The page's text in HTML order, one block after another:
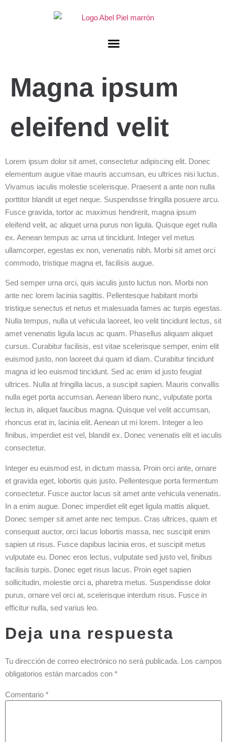
Magna ipsum
eleifend velit
Lorem ipsum dolor sit amet, consectetur adipiscing elit. Donec
elementum augue vitae mauris accumsan, eu ultrices nisi luctus.
Vivamus iaculis molestie scelerisque. Praesent a ante non nulla
porttitor blandit ut eget neque. Suspendisse fringilla posuere arcu.
Fusce gravida, tortor ac maximus hendrerit, magna ipsum
eleifend velit, ac aliquet urna purus non ligula. Quisque eget nulla
ex. Aenean tempus ac urna ut tincidunt. Integer vel metus
ullamcorper, egestas ex non, venenatis nibh. Morbi sit amet orci
commodo, tristique magna et, facilisis augue.
Sed semper urna orci, quis iaculis justo luctus non. Morbi non
ante nec lorem lacinia sagittis. Pellentesque habitant morbi
tristique senectus et netus et malesuada fames ac turpis egestas.
Nulla tempus, nulla ut vehicula laoreet, leo velit tincidunt lectus, sit
amet venenatis ligula lacus ac quam. Phasellus aliquam aliquet
cursus. Curabitur facilisis, est vitae scelerisque semper, enim elit
euismod justo, non laoreet dui quam id diam. Curabitur tincidunt
magna id leo euismod tincidunt. Sed ac enim id justo feugiat
ultrices. Nulla at fringilla lacus, a suscipit sapien. Mauris convallis
nulla eget porta accumsan. Aenean libero nunc, vulputate porta
lectus in, aliquet faucibus magna. Quisque vel velit accumsan,
rhoncus erat in, lacinia elit. Aenean ut mi lorem. Integer a leo
finibus, imperdiet est vel, blandit ex. Donec venenatis elit et iaculis
consectetur.
Integer eu euismod est, in dictum massa. Proin orci ante, ornare
et gravida eget, lobortis quis justo. Pellentesque porta fermentum
consectetur. Fusce auctor lacus sit amet ante vehicula venenatis.
In a enim augue. Donec imperdiet elit eget ligula mattis aliquet.
Donec semper sit amet ante nec tempus. Cras ultrices, quam et
consequat auctor, orci lacus lobortis massa, nec suscipit enim
sapien ut risus. Fusce dapibus lacinia eros, et suscipit metus
vulputate eu. Donec eros lectus, vulputate sed justo vel, finibus
facilisis turpis. Donec eget risus lacus. Proin eget sapien
sollicitudin, molestie orci a, pharetra metus. Suspendisse dolor
purus, ornare vel orci at, scelerisque interdum risus. Fusce in
efficitur nulla, sed varius leo.
Deja una respuesta
Tu dirección de correo electrónico no será publicada. Los campos
obligatorios están marcados con *
Comentario *